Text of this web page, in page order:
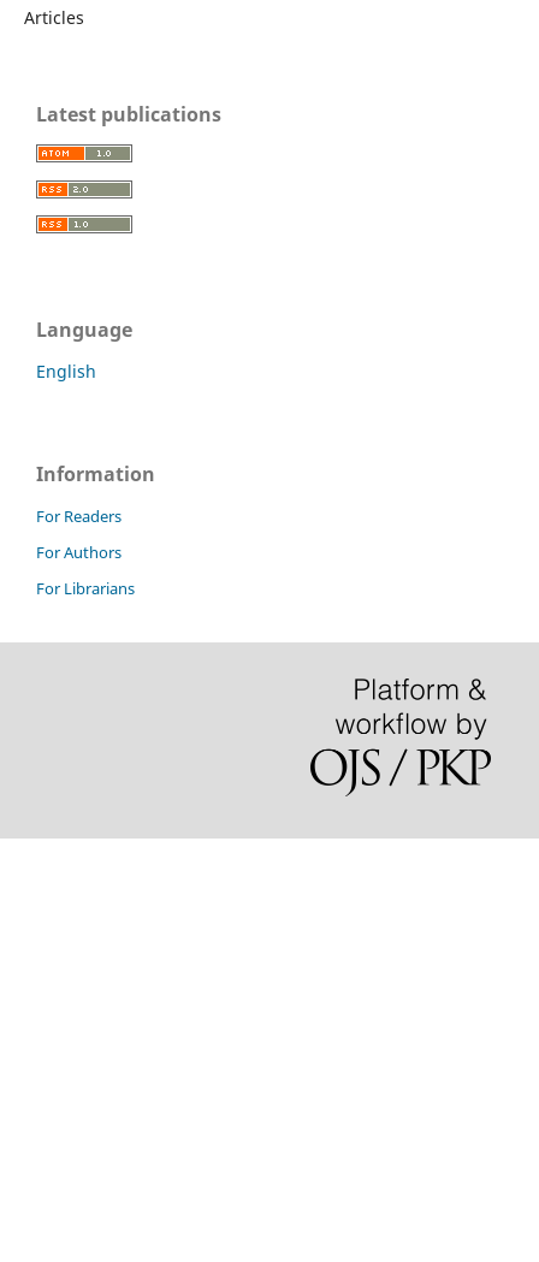
Articles
Latest publications
Language
English
Information
For Readers
For Authors
For Librarians